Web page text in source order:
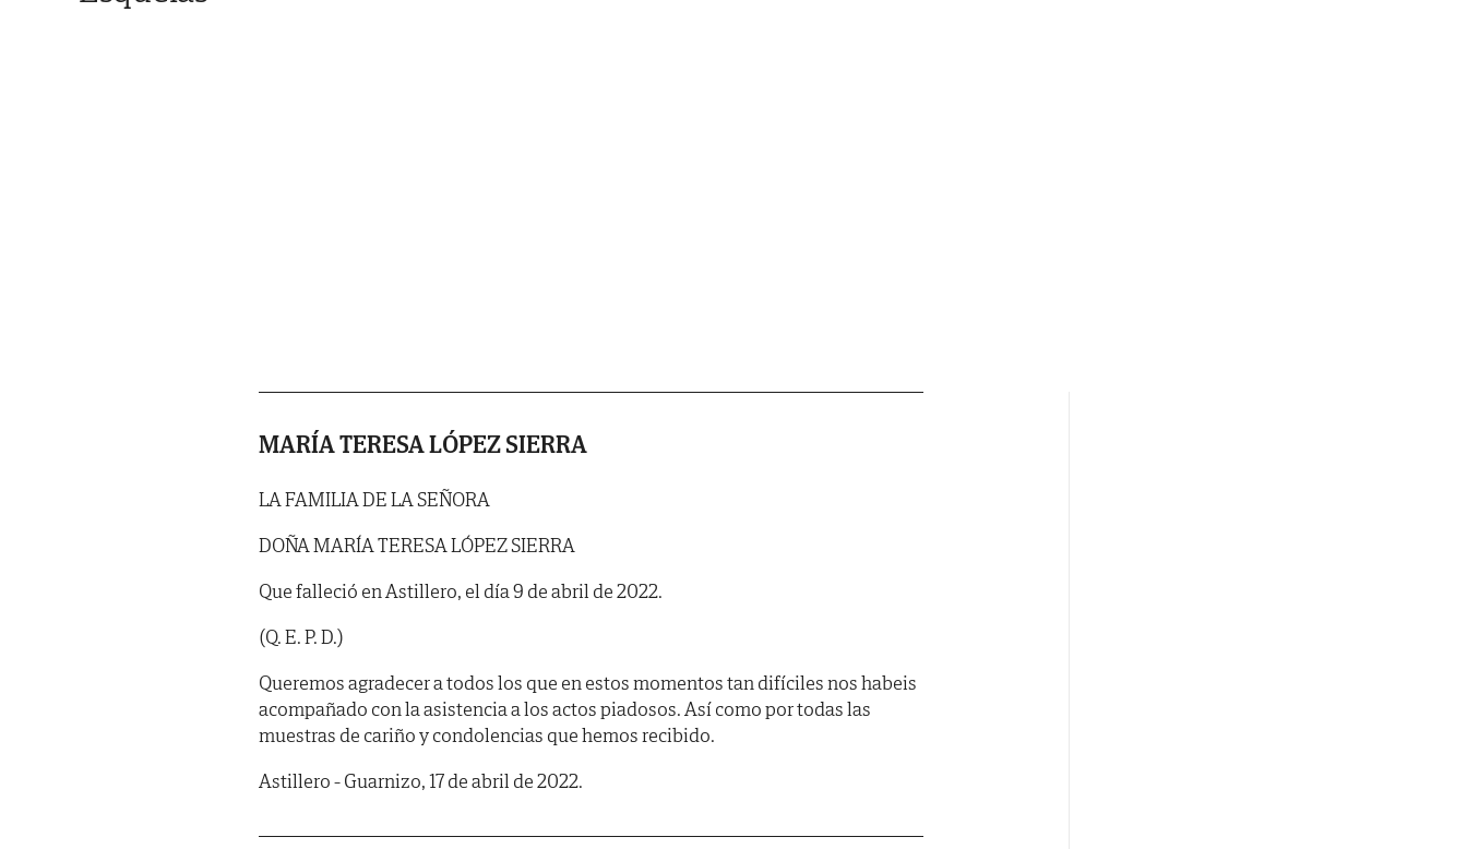
MARÍA TERESA LÓPEZ SIERRA
LA FAMILIA DE LA SEÑORA
DOÑA MARÍA TERESA LÓPEZ SIERRA
Que falleció en Astillero, el día 9 de abril de 2022.
(Q. E. P. D.)
Queremos agradecer a todos los que en estos momentos tan difíciles nos habeis
acompañado con la asistencia a los actos piadosos. Así como por todas las
muestras de cariño y condolencias que hemos recibido.
Astillero - Guarnizo, 17 de abril de 2022.